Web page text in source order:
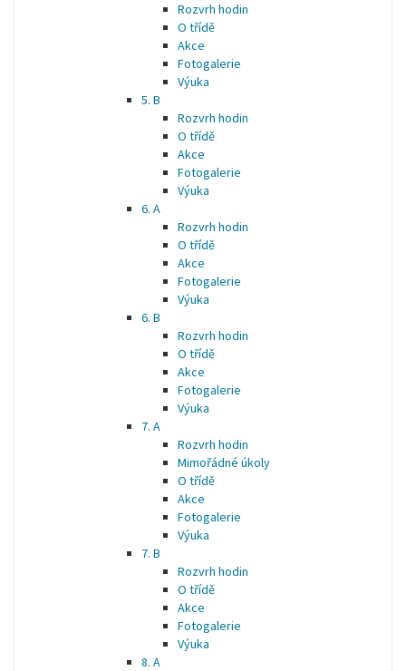
Rozvrh hodin
O třídě
Akce
Fotogalerie
Výuka
5. B
Rozvrh hodin
O třídě
Akce
Fotogalerie
Výuka
6. A
Rozvrh hodin
O třídě
Akce
Fotogalerie
Výuka
6. B
Rozvrh hodin
O třídě
Akce
Fotogalerie
Výuka
7. A
Rozvrh hodin
Mimořádné úkoly
O třídě
Akce
Fotogalerie
Výuka
7. B
Rozvrh hodin
O třídě
Akce
Fotogalerie
Výuka
8. A